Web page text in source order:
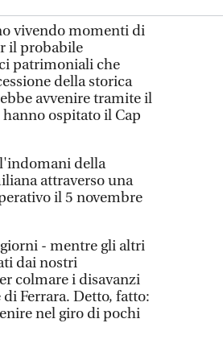
vivendo momenti di
il probabile
patrimoniali che
della storica
avvenire tramite il
ospitato il Cap
della
attraverso una
il 5 novembre
- mentre gli altri
dai nostri
colmare i disavanzi
Ferrara. Detto, fatto:
nel giro di pochi